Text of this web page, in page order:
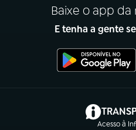
Baixe o app
E tenha a gente
Acesso à